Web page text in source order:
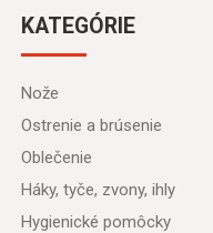
KATEGÓRIE
Nože
Ostrenie a brúsenie
Oblečenie
Háky, tyče, zvony, ihly
Hygienické pomôcky